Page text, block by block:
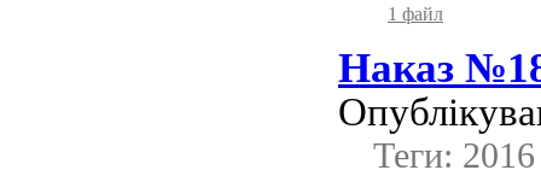
1 файл
Наказ
Теги: 2016